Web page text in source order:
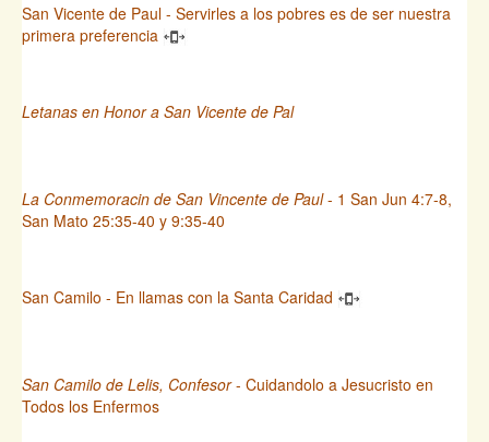
San Vicente de Paul - Servirles a los pobres es de ser nuestra
primera preferencia
Letanas en Honor a San Vicente de Pal
La Conmemoracin de San Vincente de Paul- 1 San Jun 4:7-8,
San Mato 25:35-40 y 9:35-40
San Camilo - En llamas con la Santa Caridad
San Camilo de Lelis, Confesor- Cuidandolo a Jesucristo en
Todos los Enfermos